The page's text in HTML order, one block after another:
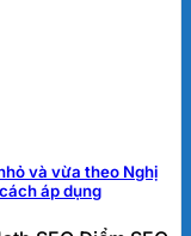
và vừa theo Nghị
áp dụng